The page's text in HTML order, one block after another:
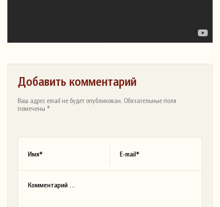
Добавить комментарий
Ваш адрес email не будет опубликован. Обязательные поля
помечены *